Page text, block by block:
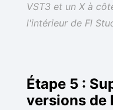
VST3 et un X à
l'intérieur de Fl
Étape 5 :
versions de